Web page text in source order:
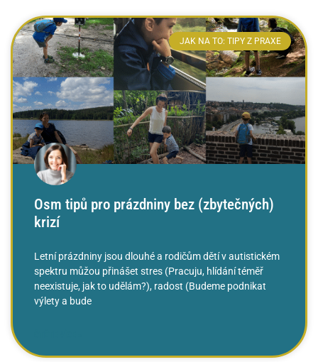
JAK NA TO: TIPY Z PRAXE
Osm tipů pro prázdniny bez (zbytečných)
krizí
Letní prázdniny jsou dlouhé a rodičům dětí v autistickém
spektru můžou přinášet stres (Pracuju, hlídání téměř
neexistuje, jak to udělám?), radost (Budeme podnikat
výlety a bude